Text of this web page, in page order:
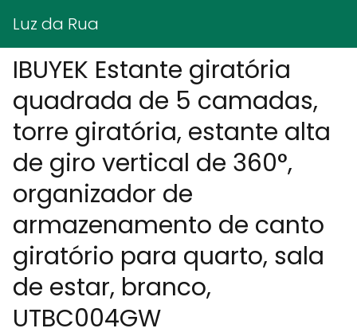
Luz da Rua
IBUYEK Estante giratória
quadrada de 5 camadas,
torre giratória, estante alta
de giro vertical de 360°,
organizador de
armazenamento de canto
giratório para quarto, sala
de estar, branco,
UTBC004GW